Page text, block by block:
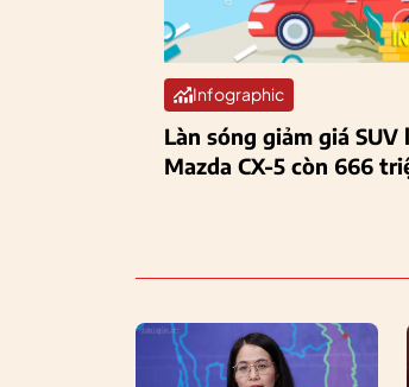
Infographic
Làn sóng giảm giá SUV
Mazda CX-5 còn 666